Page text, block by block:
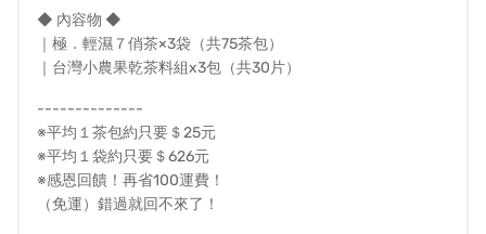
◆ 內容物 ◆
｜極．輕濕７俏茶×3袋（共75茶包）
｜台灣小農果乾茶料組x3包（共30片）
--------------
※平均１茶包約只要＄25元
※平均１袋約只要＄626元
※感恩回饋！再省100運費！
（免運）錯過就回不來了！